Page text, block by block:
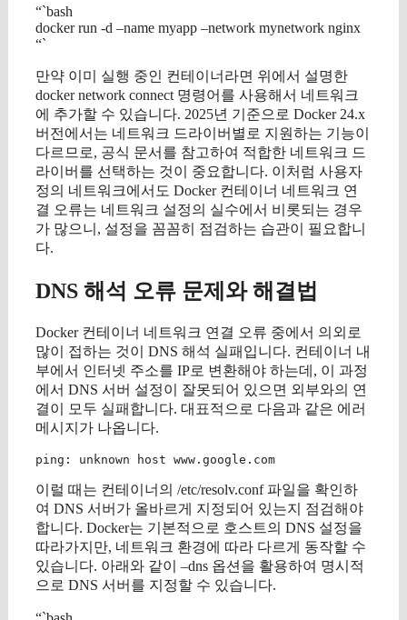
“`bash
docker run -d –name myapp –network mynetwork nginx
“`
만약 이미 실행 중인 컨테이너라면 위에서 설명한
docker network connect 명령어를 사용해서 네트워크
에 추가할 수 있습니다. 2025년 기준으로 Docker 24.x
버전에서는 네트워크 드라이버별로 지원하는 기능이
다르므로, 공식 문서를 참고하여 적합한 네트워크 드
라이버를 선택하는 것이 중요합니다. 이처럼 사용자
정의 네트워크에서도 Docker 컨테이너 네트워크 연
결 오류는 네트워크 설정의 실수에서 비롯되는 경우
가 많으니, 설정을 꼼꼼히 점검하는 습관이 필요합니
다.
DNS 해석 오류 문제와 해결법
Docker 컨테이너 네트워크 연결 오류 중에서 의외로
많이 접하는 것이 DNS 해석 실패입니다. 컨테이너 내
부에서 인터넷 주소를 IP로 변환해야 하는데, 이 과정
에서 DNS 서버 설정이 잘못되어 있으면 외부와의 연
결이 모두 실패합니다. 대표적으로 다음과 같은 에러
메시지가 나옵니다.
이럴 때는 컨테이너의 /etc/resolv.conf 파일을 확인하
여 DNS 서버가 올바르게 지정되어 있는지 점검해야
합니다. Docker는 기본적으로 호스트의 DNS 설정을
따라가지만, 네트워크 환경에 따라 다르게 동작할 수
있습니다. 아래와 같이 –dns 옵션을 활용하여 명시적
으로 DNS 서버를 지정할 수 있습니다.